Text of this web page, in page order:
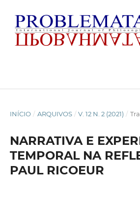
INÍCIO / ARQUIVOS / V. 12 N. 2 (2021) /
NARRATIVA E
TEMPORAL NA
PAUL RICOEUR